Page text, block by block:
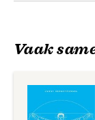
economie in het
1. Inleiding
III: Een politiek-
Vaak